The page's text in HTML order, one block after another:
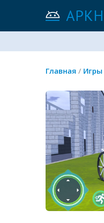
Главная / Игры